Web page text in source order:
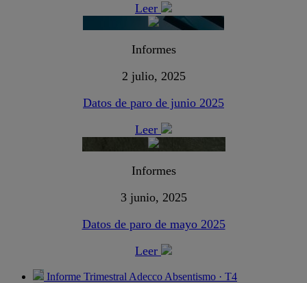
Leer
Informes
2 julio, 2025
Datos de paro de junio 2025
Leer
Informes
3 junio, 2025
Datos de paro de mayo 2025
Leer
Informe Trimestral Adecco Absentismo · T4